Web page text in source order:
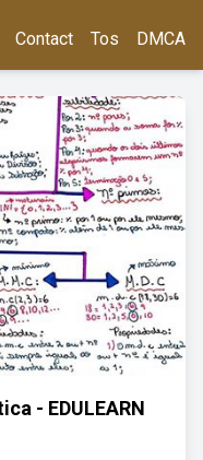
Contact Tos DMCA
- EDULEARN